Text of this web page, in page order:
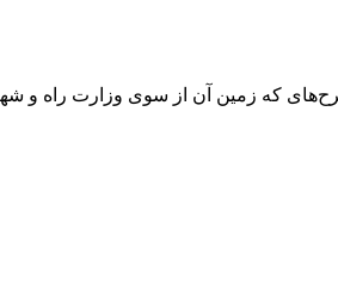
سقف تسهیلات طرح‌های حمایتی نهضت ملی مسکن به 850 میلیون تومان برای طرح‌های که زمین